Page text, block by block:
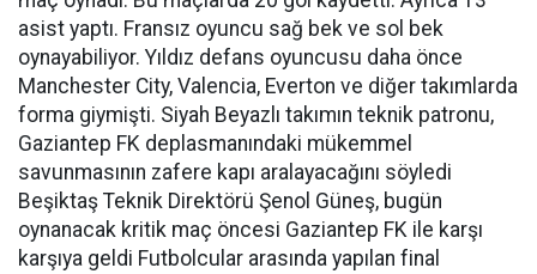
asist yaptı. Fransız oyuncu sağ bek ve sol bek
oynayabiliyor. Yıldız defans oyuncusu daha önce
Manchester City, Valencia, Everton ve diğer takımlarda
forma giymişti. Siyah Beyazlı takımın teknik patronu,
Gaziantep FK deplasmanındaki mükemmel
savunmasının zafere kapı aralayacağını söyledi
Beşiktaş Teknik Direktörü Şenol Güneş, bugün
oynanacak kritik maç öncesi Gaziantep FK ile karşı
karşıya geldi Futbolcular arasında yapılan final